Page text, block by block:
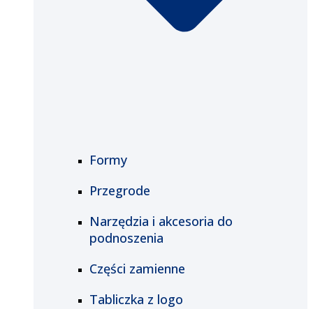
Formy
Przegrode
Narzędzia i akcesoria do
podnoszenia
Części zamienne
Tabliczka z logo